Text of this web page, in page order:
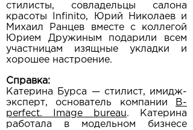
стилисты, совладельцы салона
красоты Infinito, Юрий Николаев и
Михаил Ранцев вместе с коллегой
Юрием Дружиным подарили всем
участницам изящные укладки и
хорошее настроение.
Справка:
Катерина Бурса — стилист, имидж-
эксперт, основатель компании
B-
perfect. Image bureau. Катерина
работала в модельном бизнесе